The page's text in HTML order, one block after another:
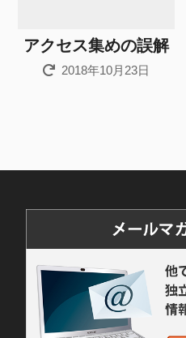
アクセス集めの誤解
2018年10月23日